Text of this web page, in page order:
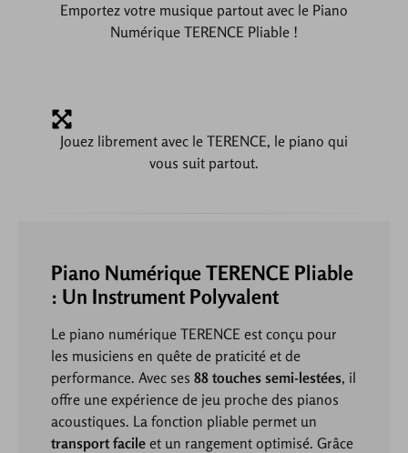
Emportez votre musique partout avec le Piano
Numérique TERENCE Pliable !
Jouez librement avec le TERENCE, le piano qui
vous suit partout.
Piano Numérique TERENCE Pliable
: Un Instrument Polyvalent
Le piano numérique TERENCE est conçu pour
les musiciens en quête de praticité et de
performance. Avec ses 88 touches semi-lestées, il
offre une expérience de jeu proche des pianos
acoustiques. La fonction pliable permet un
transport facile et un rangement optimisé. Grâce